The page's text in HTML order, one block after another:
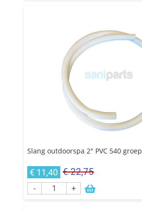
Slang outdoorspa 2" PVC 540 groep
€ 11,40 € 22,75
- +